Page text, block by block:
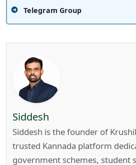
Telegram Group
Siddesh
Siddesh is the founder of
trusted Kannada platform
government schemes, student